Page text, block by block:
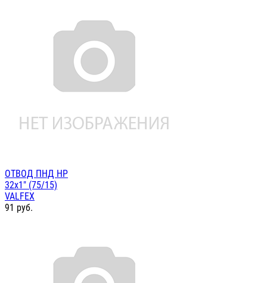
ОТВОД ПНД НР
32х1" (75/15)
VALFEX
91 руб.